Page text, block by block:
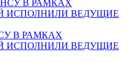
В РАМКАХ
ИСПОЛНИЛИ ВЕДУЩИЕ